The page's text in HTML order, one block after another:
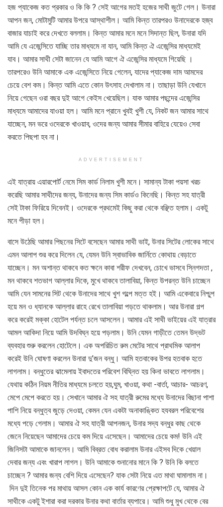
হজ প্যাকেজ কত প্রকার ও কি কি ? সেই আগের মতই হজের সাথী জুটে গেল। উনারা
আপন জন, মোটামুটি আমার উপরে আস্থাশীল। আমি কিন্ত তারপরও উনাদেরকে হজ্ব
বাজার যাচাই করে দেখতে বললাম। কিন্ত আমার মনে মনে সিদান্ত ছিল, উনারা যদি
আমি যে এজেন্সিতে যাচ্ছি তার মাধ্যমে না যান, আমি কিন্ত ঐ এজেন্সির মাধ্যমেই
যাব। আমার সাথী সেটা জানেন যে আমি আগে ঐ এজেন্সির মাধ্যমে গিয়েছি ।
তারপরেও উনি আমাকে এক এজেন্সিতে নিয়ে গেলেন, যাদের প্যাকেজ দাম আমদের
চেয়ে বেশ কম। কিন্ত আমি এতে কোন উৎসাহ দেখালাম না। তাছাড়া উনি যেখানে
নিয়ে গেছেন ওরা বছর দুই আগে কেইস খেয়েছিল। যাক আমার পছন্দের এজেন্সির
মাধ্যমে আমাদের যাওয়া হল। আমি মনে প্রানে খুবই খুশী যে, নিকট জন আমার সাথে
যাচ্ছেন, মন ভরে ওদেরকে খাওয়াব, ওদের জন্য আমার সীমার বাহিরে যেয়েও সেবা
করতে পিছপা হব না।
ADVERTISEMENT
এই যাত্রায় এয়ারপোর্ট নেমে সিম কার্ড নিলাম খুশী মনে। সামান্য টাকা পয়সা খরচ
করেছি আমার সাথীদের জন্য, উনাদের জন্য সিম কার্ডও কিনেছি। কিন্ত সহ যাত্রী
সেই টাকা ফিরিয়ে দিবেনই। ওদেরকে প্রথমেই কিছু করা থেকে বঞ্ছিত হলাম। একটু
মনে পীড়া হল।
বাসে উঠেছি আমার পিছনের সিটে বসেছেন আমার সাথী ভাই, উনার সিটের লোকের সাথে
এমন আলাপ শুর করে দিলেন যে, যেমন উনি স্বাভাবিক জার্নিতে কোথায় বেড়াতে
যাচ্ছেন। মন অশান্ত থাকবে কত ক্ষনে কাবা শরীফ দেখবেন, চোখে ভাসবে স্নিগদতা ,
মন থাকবে শতভাগ আল্লার দিকে, মুখে থাকবে তালাবিয়া, কিন্ত উপরন্ত উনি চাচ্ছেন
আমি যেন সামনের সিট থেকে উনাদের সাথে খুশ গল্পে মত্ত হই। আমি একেবারে নিশ্চুপ
হয়ে মন ও ধ্যানকে আল্লার রাহে রেখে তালাবিয়া পড়তে থাকলাম। আর উনারা গল্প
করে করেই মক্কা হোটেল পর্যন্ত চলে আসলেন। আমার এই সাথী ভাইয়ের এই যাত্রার
আমল আকিদা নিয়ে আমি উদবিঘ্ন হয়ে পড়লাম। উনি যেমন গাড়ীতে তেমন উদ্ভট
ব্যবহার শুরু করলেন হোটেলে। এক অপরিচিত রুম মেটের সাথে প্রাথমিক আলাপ
করেই উনি ঘোষণা করলেন উনারা দু’জন বন্ধু। আমি হতবাকের উপর হতবাক হতে
লাগলাম। বন্ধুতের ঝামেলায় ইবাদতের পরিবেশ বিঘ্নিত হয় কিনা ভাবতে লাগলাম।
যেথায় কঠিন নিয়ম নীতির মাধ্যমে চলতে হয়,ঘুম, খাওয়া, কথা -বার্তা, আচার- আচরণ,
মেপে মেপে করতে হয়। সেখানে আমার ঐ সহ যাত্রী রুমের মধ্যে উনাদের বিছানা পাশা
পাশি নিয়ে বন্ধুত্ব জুড়ে দেওয়া, কেমন যেন একটা অনাকাঙ্কিত হযবরল পরিবেশের
মধ্যে পড়ে গেলাম। আমার ঐ সহ যাত্রী আপনজন, উনার সদ্য বন্ধুর কাছ থেকে
জেনে নিয়েছেন আমাদের চেয়ে কম দিয়ে এসেছেন। আমাদের চেয়ে কম! উনি এই
জিনিসটা আমাকে জানলেন। আমি বিব্রত বোধ করালাম উনার এইসব দিকে খেয়াল
দেবার জন্য এবং খারাপ লাগল। উনি আমাকে শুনানোর মানে কি ? উনি কি বলতে
চাচ্ছেন ? আমার জন্য বেশি দিয়ে এসেছেন? যাক সেটা নিয়ে এত মাথা ঘামালাম না।
দিন দুই তিনেক পর মাথায় আসল কোন এক কার্য কারণের প্রেক্ষাপটে যে, আমার ঐ
সাথীকে একটু ইশারা করা দরকার উনার কথা বার্তার ব্যপারে। আমি শুধু মুখ থেকে বের